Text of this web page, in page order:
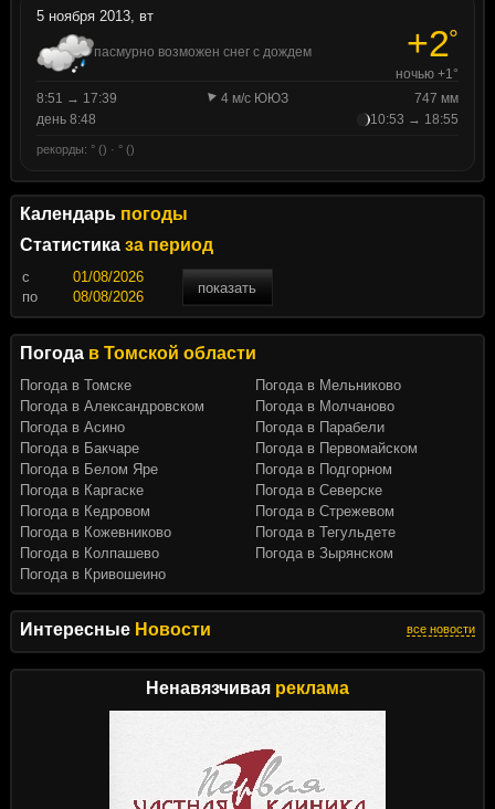
Интересные Новости все новости
Ненавязчивая реклама
5 ноября 2013, вт
пасмурно возможен снег с дождем +2°
ночью +1°
8:51 → 17:39
4 м/с ЮЮЗ
747 мм
день 8:48
10:53 → 18:55
рекорды: ° () · ° ()
Календарь погоды
Статистика за период
c
показать
по
Погода в Томской области
Погода в Томске
Погода в Александровском
Погода в Асино
Погода в Бакчаре
Погода в Белом Яре
Погода в Каргаске
Погода в Кедровом
Погода в Кожевниково
Погода в Колпашево
Погода в Кривошеино
Погода в Мельниково
Погода в Молчаново
Погода в Парабели
Погода в Первомайском
Погода в Подгорном
Погода в Северске
Погода в Стрежевом
Погода в Тегульдете
Погода в Зырянском